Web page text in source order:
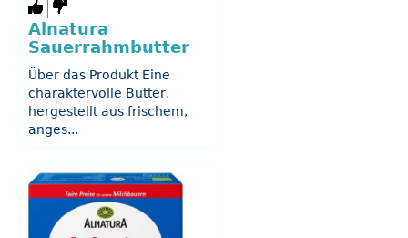
Alnatura
Sauerrahmbutter
Über das Produkt Eine
charaktervolle Butter,
hergestellt aus frischem,
anges...